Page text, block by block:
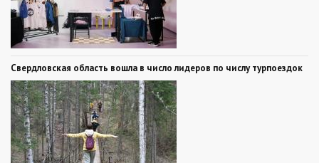
Свердловская область вошла в число лидеров по числу турпоездок